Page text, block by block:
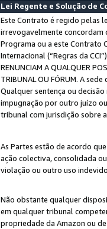
Lei Regente e Solução de
Este Contrato é regido pelas
irrevogavelmente concordam
Programa ou a este Contrato
Internacional (“Regras da
RENUNCIAM A QUALQUER
TRIBUNAL OU FÓRUM. A
Qualquer sentença ou
impugnação por outro juízo
tribunal com jurisdição sobre
As Partes estão de acordo
ação colectiva, consolidada
violação ou outro uso
Não obstante qualquer
em qualquer tribunal
propriedade da Amazon ou